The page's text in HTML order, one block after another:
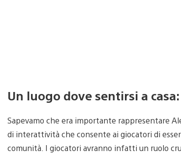
Un luogo dove sentirsi a
Sapevamo che era importante rappresentare
di interattività che consente ai giocatori di
comunità. I giocatori avranno infatti un ruolo